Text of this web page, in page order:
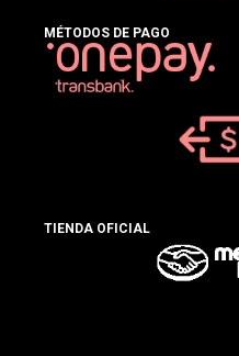
MÉTODOS DE PAGO
TIENDA OFICIAL